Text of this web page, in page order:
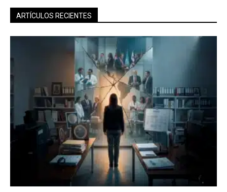
ARTÍCULOS RECIENTES